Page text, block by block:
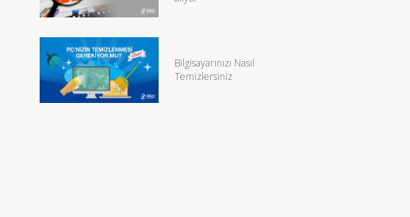
Bilgisayarınızı Nasıl
Temizlersiniz